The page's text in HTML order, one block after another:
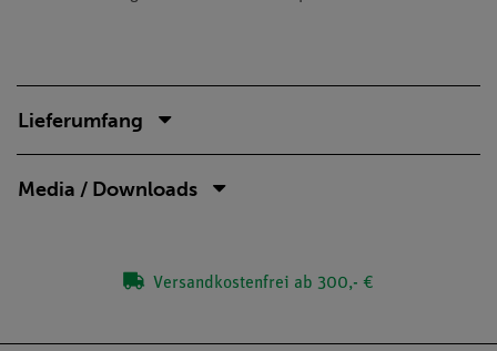
Lieferumfang
Media / Downloads
Versandkostenfrei ab 300,- €